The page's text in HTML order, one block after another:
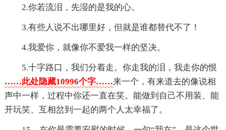
2.你若流泪，先湿的是我的心。
3.有些人说不出哪里好，但就是谁都替代不了！
4.我爱你，就像你不爱我一样的坚决。
5.十字路口，我们分着走。你走我的泪，我走你的恨
……此处隐藏10996个字……来一个，有来道去的像说相
声中一样，过程中你还一直在笑。能做到自己不用装、能
开玩笑、互相岔到一起的两个人太幸福了。